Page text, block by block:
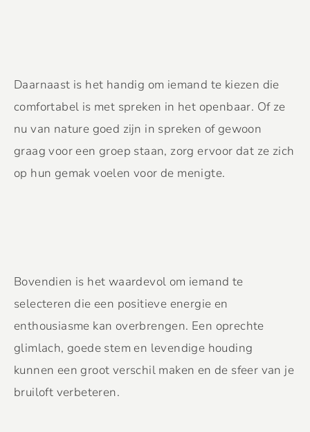
Daarnaast is het handig om iemand te kiezen die
comfortabel is met spreken in het openbaar. Of ze
nu van nature goed zijn in spreken of gewoon
graag voor een groep staan, zorg ervoor dat ze zich
op hun gemak voelen voor de menigte.
Bovendien is het waardevol om iemand te
selecteren die een positieve energie en
enthousiasme kan overbrengen. Een oprechte
glimlach, goede stem en levendige houding
kunnen een groot verschil maken en de sfeer van je
bruiloft verbeteren.